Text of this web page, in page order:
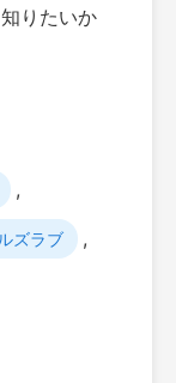
りたいか
,
ズラブ ,